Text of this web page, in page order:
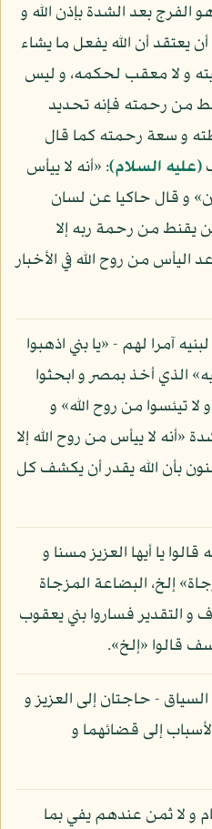
الفرج بعد الشدة بإذن الله و
يعتقد أن الله يفعل ما يشاء
و لا معقب لحكمه، و ليس
من رحمته فإنه تحديد
و سعة رحمته كما قال
(عليه السلام): «أنه لا ييأس
و قال حاكيا عن لسان
يقنط من رحمة ربه إلا
56، و قد عد اليأس من روح الله في الأخبار
آمرا لهم - «يا بني اذهبوا
الذي أخذ بمصر و ابحثوا
تيئسوا من روح الله» و
«أنه لا ييأس من روح الله إلا
بأن الله يقدر أن يكشف كل
يا أيها العزيز مسنا و
إلخ، البضاعة المزجاة
و التقدير فساروا بني يعقوب
قالوا «إلخ».
- حاجتان إلى العزيز و
إلى قضائهما و
و لا ثمن عندهم يفي بما